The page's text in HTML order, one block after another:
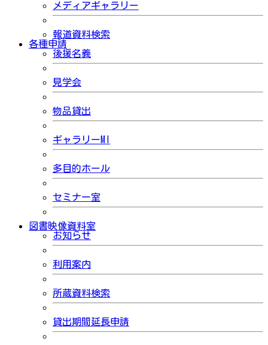
メディアギャラリー
報道資料検索
各種申請
後援名義
見学会
物品貸出
ギャラリーMI
多目的ホール
セミナー室
図書映像資料室
お知らせ
利用案内
所蔵資料検索
貸出期間延長申請